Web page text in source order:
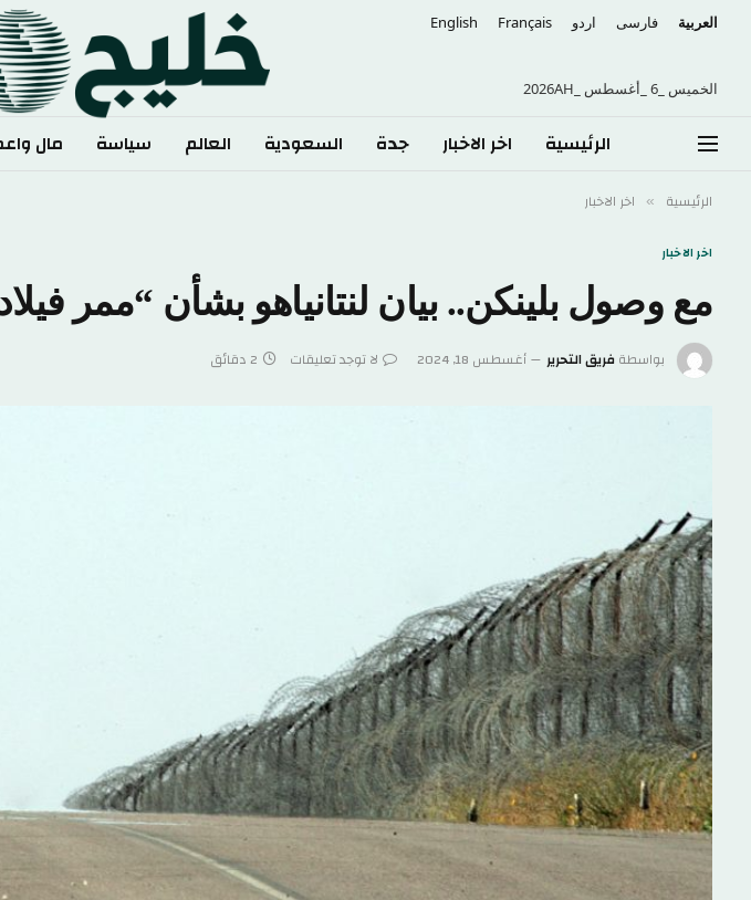
العربية فارسی اردو English Français
الخميس _6 _أغسطس _2026AH
الرئيسية اخر الاخبار جدة السعودية العالم سياسة مال
الرئيسية » اخر الاخبار
اخر الاخبار
مع وصول بلينكن.. بيان لنتانياهو بشأن “ممر
بواسطةفريق التحرير أغسطس 18, 2024 لا توجد تعليقات 2 دقائق